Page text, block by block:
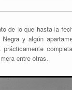
de lo que hasta la
y algún
entre otras.